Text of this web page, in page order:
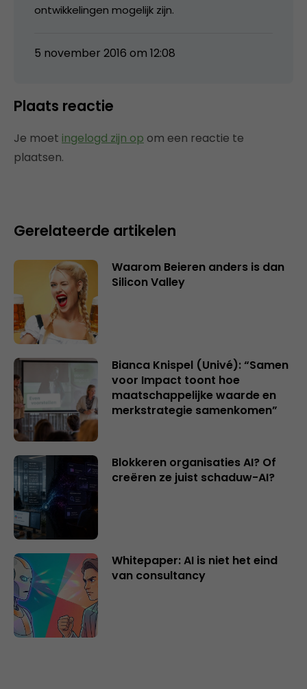
ontwikkelingen mogelijk zijn.
5 november 2016 om 12:08
Plaats reactie
Je moet ingelogd zijn op om een reactie te
plaatsen.
Gerelateerde artikelen
Waarom Beieren anders is dan
Silicon Valley
Bianca Knispel (Univé): “Samen
voor Impact toont hoe
maatschappelijke waarde en
merkstrategie samenkomen”
Blokkeren organisaties AI? Of
creëren ze juist schaduw-AI?
Whitepaper: AI is niet het eind
van consultancy